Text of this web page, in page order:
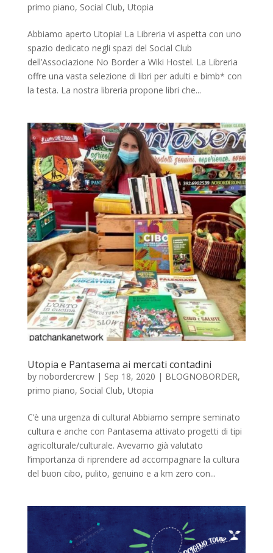
primo piano, Social Club, Utopia
Abbiamo aperto Utopia! La Libreria vi aspetta con uno
spazio dedicato negli spazi del Social Club
dell’Associazione No Border a Wiki Hostel. La Libreria
offre una vasta selezione di libri per adulti e bimb* con
la testa. La nostra libreria propone libri che...
Utopia e Pantasema ai mercati contadini
by nobordercrew| Sep 18, 2020 | BLOGNOBORDER,
primo piano, Social Club, Utopia
C’è una urgenza di cultura! Abbiamo sempre seminato
cultura e anche con Pantasema attivato progetti di tipi
agricolturale/culturale. Avevamo già valutato
l’importanza di riprendere ad accompagnare la cultura
del buon cibo, pulito, genuino e a km zero con...